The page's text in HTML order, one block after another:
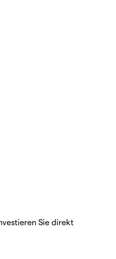
Sie direkt